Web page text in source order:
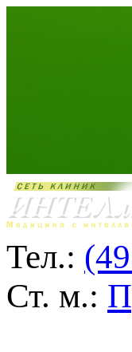
Тел.:
Ст. м.: